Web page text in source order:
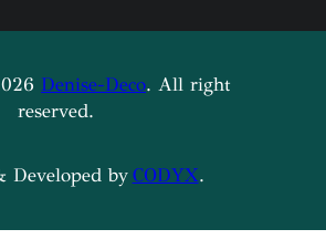
Denise-Deco. All right
reserved.
Developed byCODYX.